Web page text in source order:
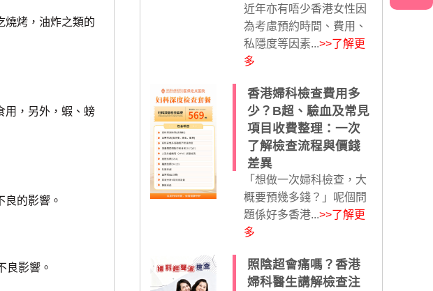
烤，油炸之類的
，另外，蝦、螃
的影響。
影響。
近年亦有唔少香港女性因
為考慮預約時間、費用、
私隱度等因素...>>了解更
多
香港婦科檢查費用多
少？B超、驗血及常見
項目收費整理：一次
了解檢查流程與價錢
差異
「想做一次婦科檢查，大
概要預幾多錢？」呢個問
題係好多香港...>>了解更
多
照陰超會痛嗎？香港
婦科醫生講解檢查注